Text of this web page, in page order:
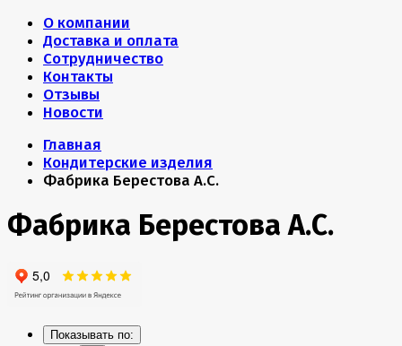
О компании
Доставка и оплата
Сотрудничество
Контакты
Отзывы
Новости
Главная
Кондитерские изделия
Фабрика Берестова А.С.
Фабрика Берестова А.С.
Показывать по: